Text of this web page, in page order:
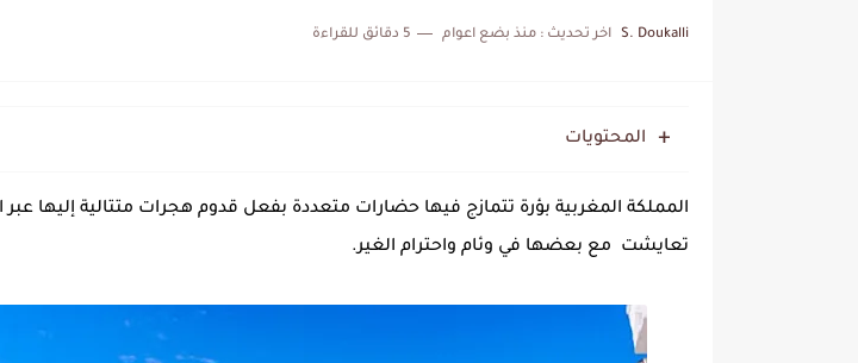
S. Doukalli اخر تحديث : منذ بضع اعوام 5 دقائق للقراءة
المحتويات
المملكة المغربية بؤرة تتمازج فيها حضارات متعددة بفعل قدوم هجرات متتالية إليها عبر
تعايشت مع بعضها في وئام واحترام الغير.